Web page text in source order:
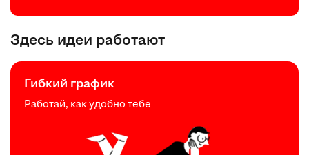
Здесь идеи работают
Гибкий график
Работай, как удобно тебе